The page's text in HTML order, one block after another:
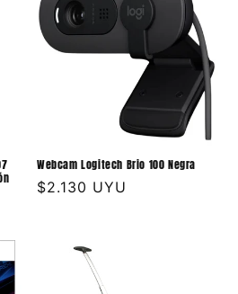
Webcam Logitech Brio 100 Negra
Precio
$2.130 UYU